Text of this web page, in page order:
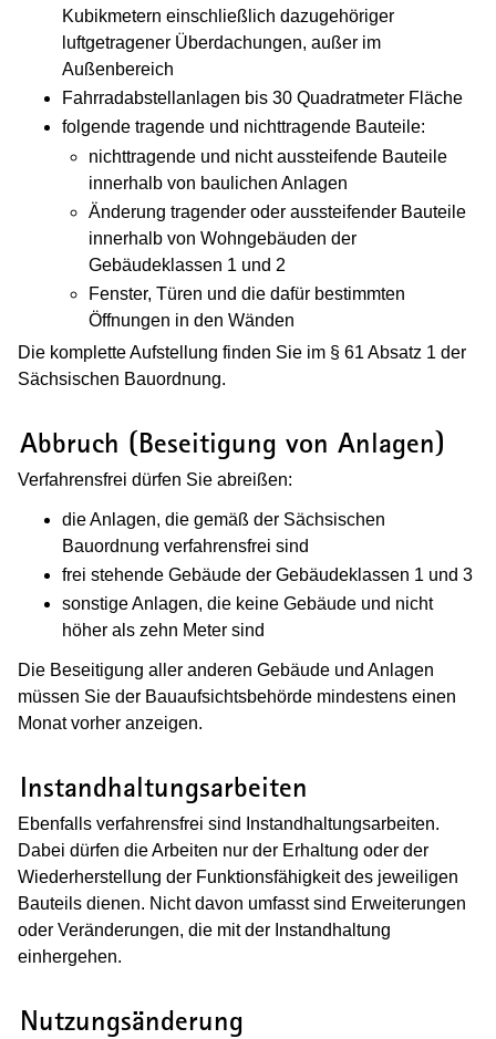
Kubikmetern einschließlich dazugehöriger
luftgetragener Überdachungen, außer im
Außenbereich
Fahrradabstellanlagen bis 30 Quadratmeter Fläche
folgende tragende und nichttragende Bauteile:
nichttragende und nicht aussteifende Bauteile
innerhalb von baulichen Anlagen
Änderung tragender oder aussteifender Bauteile
innerhalb von Wohngebäuden der
Gebäudeklassen 1 und 2
Fenster, Türen und die dafür bestimmten
Öffnungen in den Wänden
Die komplette Aufstellung finden Sie im § 61 Absatz 1 der
Sächsischen Bauordnung.
(Wird in einem neuen Fenster
Abbruch (Beseitigung von Anlagen)
Verfahrensfrei dürfen Sie abreißen:
die Anlagen, die gemäß der Sächsischen
Bauordnung verfahrensfrei sind
frei stehende Gebäude der Gebäudeklassen 1 und 3
sonstige Anlagen, die keine Gebäude und nicht
höher als zehn Meter sind
Die Beseitigung aller anderen Gebäude und Anlagen
müssen Sie der Bauaufsichtsbehörde mindestens einen
Monat vorher anzeigen.
(Wird in einem neuen Fenster
Instandhaltungsarbeiten
Ebenfalls verfahrensfrei sind Instandhaltungsarbeiten.
Dabei dürfen die Arbeiten nur der Erhaltung oder der
Wiederherstellung der Funktionsfähigkeit des jeweiligen
Bauteils dienen. Nicht davon umfasst sind Erweiterungen
oder Veränderungen, die mit der Instandhaltung
einhergehen.
(Wird in einem neuen Fenster
Nutzungsänderung